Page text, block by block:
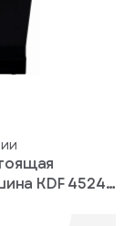
KDF 45240